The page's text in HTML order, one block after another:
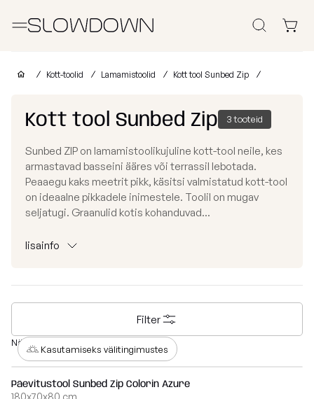
Tugitoolid
lastele
Poroloon
täitega
LamamistoolidTumbad
kategooriad
Näita
kõik Kott-
Laos
Kollektsioonid
– 2026 aasta
eriväljaanne
OM
toolid lastele
täitega kott-
Waves
Laomüük
Ettevõtetele
info@slowdown.ee
Kontakt
Kott-toolid Lamamistoolid Kott tool Sunbed Zip
Kott tool Sunbed Zip 3 tooteid
Sunbed ZIP on lamamistoolikujuline kott-tool neile, kes
armastavad basseini ääres või terrassil lebotada.
Peaaegu kaks meetrit pikk, käsitsi valmistatud kott-tool
on ideaalne pikkadele inimestele. Toolil on mugav
seljatugi. Graanulid kotis kohanduvad...
lisainfo
Filter
Näitan: 1 - 3 alates 3
Kasutamiseks välitingimustes
Päevitustool Sunbed Zip Colorin Azure
180x70x80 cm